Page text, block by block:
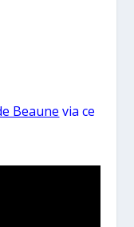
Beaune via ce